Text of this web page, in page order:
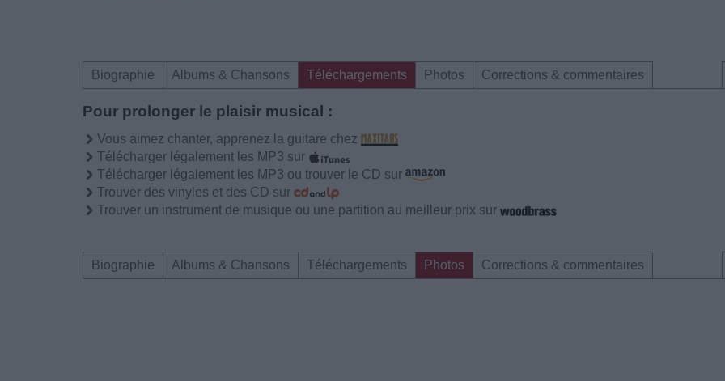
Biographie Albums & Chansons Téléchargements Photos Corrections & commentaires
Pour prolonger le plaisir musical :
Vous aimez chanter, apprenez la guitare chez
Télécharger légalement les MP3 sur
Télécharger légalement les MP3 ou trouver le CD sur
Trouver des vinyles et des CD sur
Trouver un instrument de musique ou une partition au meilleur prix sur
Biographie Albums & Chansons Téléchargements Photos Corrections & commentaires